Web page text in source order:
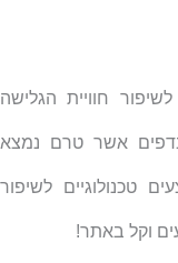
חוויית הגלישה
בדפים אשר טרם נמצא
טכנולוגיים לשיפור
וקל באתר!